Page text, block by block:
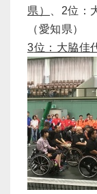
県）
、2位
（愛知県）
3位：大脇佳